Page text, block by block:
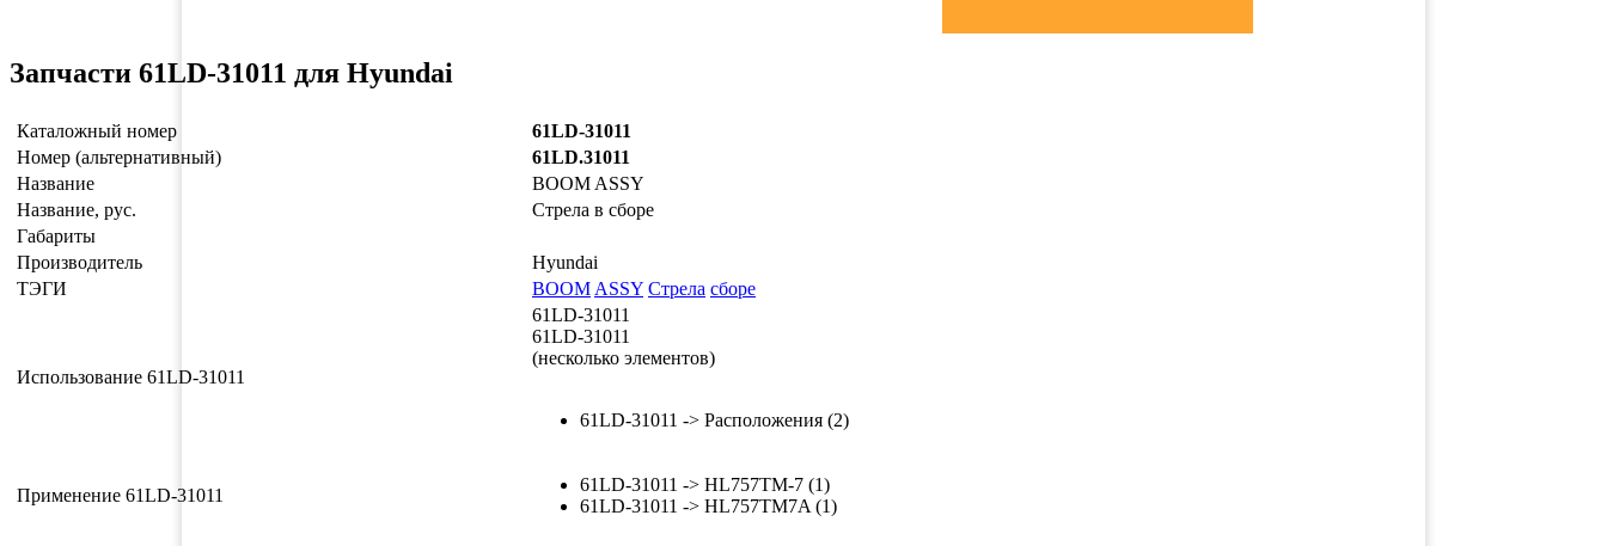
Запчасти 61LD-31011 для Hyundai
Каталожный номер
61LD-31011
Номер (альтернативный)
61LD.31011
Название
BOOM ASSY
Название, рус.
Стрела в сборе
Габариты
Производитель
Hyundai
ТЭГИ
BOOM ASSY Стрела сборе
Использование 61LD-31011
61LD-31011
61LD-31011
(несколько элементов)
61LD-31011 -> Расположения (2)
Применение 61LD-31011
61LD-31011 -> HL757TM-7 (1)
61LD-31011 -> HL757TM7A (1)